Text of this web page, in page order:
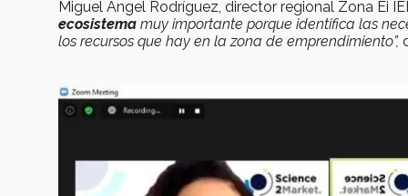
Miguel Ángel Rodríguez, director regional Zona Ei
ecosistema muy importante porque identifica las
los recursos que hay en la zona de emprendimiento”,